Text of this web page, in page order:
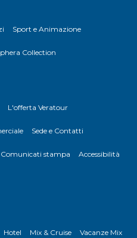
Sport e Animazione
Collection
L'offerta Veratour
Sede e Contatti
Comunicati stampa Accessibilità
Hotel Mix & Cruise Vacanze Mix